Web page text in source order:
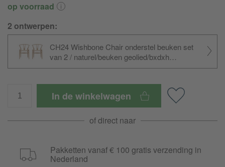
op voorraad
2 ontwerpen:
CH24 Wishbone Chair onderstel beuken set
van 2 / naturel/beuken geolied/bxdxh
55x51x76cm/vlechtwerk papiergaren naturel
In de winkelwagen
of direct naar
Pakketten vanaf € 100 gratis verzending in
Nederland